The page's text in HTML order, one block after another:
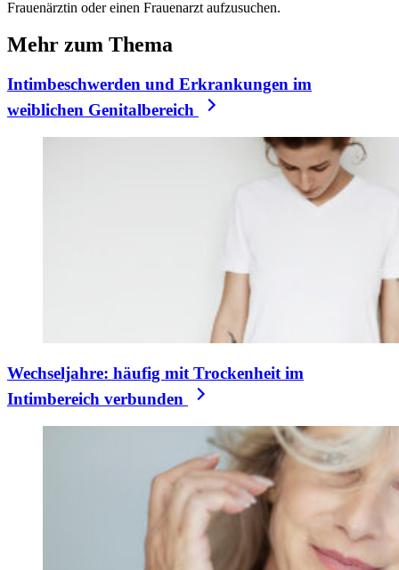
Frauenärztin oder einen Frauenarzt aufzusuchen.
Mehr zum Thema
Intimbeschwerden und Erkrankungen im
weiblichen Genitalbereich
Wechseljahre: häufig mit Trockenheit im
Intimbereich verbunden